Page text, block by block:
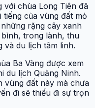
với chùa Long Tiên đã
của vùng đất mỏ
rặng cây xanh
trong lành, thu
và du lịch tâm linh.
Ba Vàng được xem
du lịch Quảng Ninh.
vùng đất này mà chưa
đi sẽ thiếu đi sự trọn